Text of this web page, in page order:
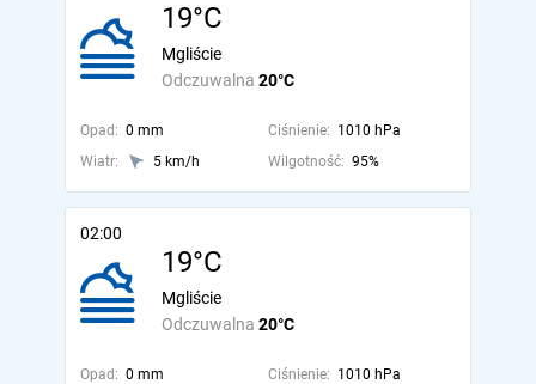
19°C
Odczuwalna 20°C
Mgliście
Opad: 0 mm Ciśnienie: 1010 hPa
Wiatr:
5 km/h Wilgotność: 95%
02:00
19°C
Odczuwalna 20°C
Mgliście
Opad: 0 mm Ciśnienie: 1010 hPa